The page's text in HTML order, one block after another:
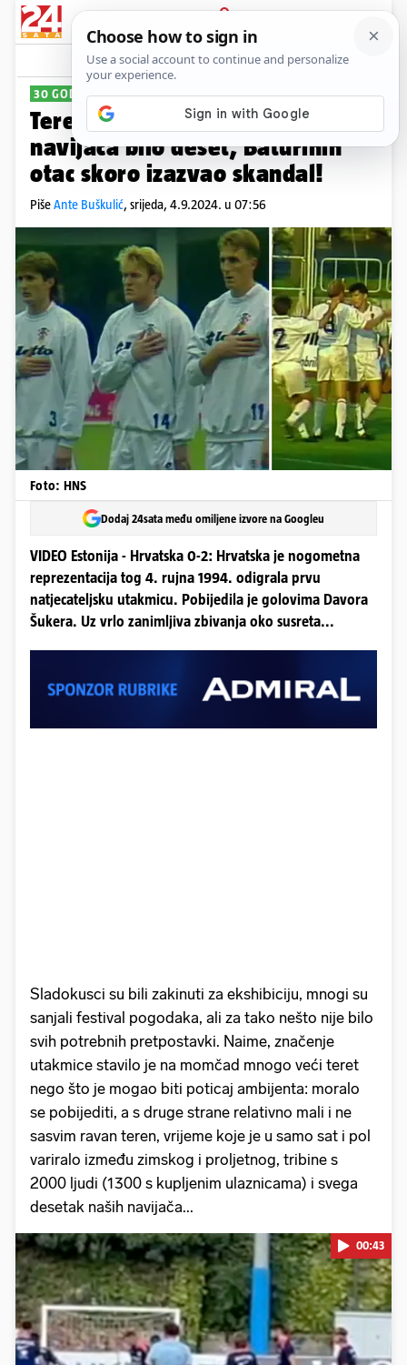
PRIJAVA
Sport Komentari
30 GODINA OD PRVE UTAKMICE
Teren nije bio ravan, naših je
navijača bilo deset, Baturinin
otac skoro izazvao skandal!
PišeAnte Buškulić, srijeda, 4.9.2024. u 07:56
Foto: HNS
Dodaj 24sata među omiljene izvore na Googleu
VIDEO Estonija - Hrvatska 0-2: Hrvatska je nogometna
reprezentacija tog 4. rujna 1994. odigrala prvu
natjecateljsku utakmicu. Pobijedila je golovima Davora
Šukera. Uz vrlo zanimljiva zbivanja oko susreta...
Sladokusci su bili zakinuti za ekshibiciju, mnogi su
sanjali festival pogodaka, ali za tako nešto nije bilo
svih potrebnih pretpostavki. Naime, značenje
utakmice stavilo je na momčad mnogo veći teret
nego što je mogao biti poticaj ambijenta: moralo
se pobijediti, a s druge strane relativno mali i ne
sasvim ravan teren, vrijeme koje je u samo sat i pol
variralo između zimskog i proljetnog, tribine s
2000 ljudi (1300 s kupljenim ulaznicama) i svega
desetak naših navijača...
Pokretanje videa...
00:43